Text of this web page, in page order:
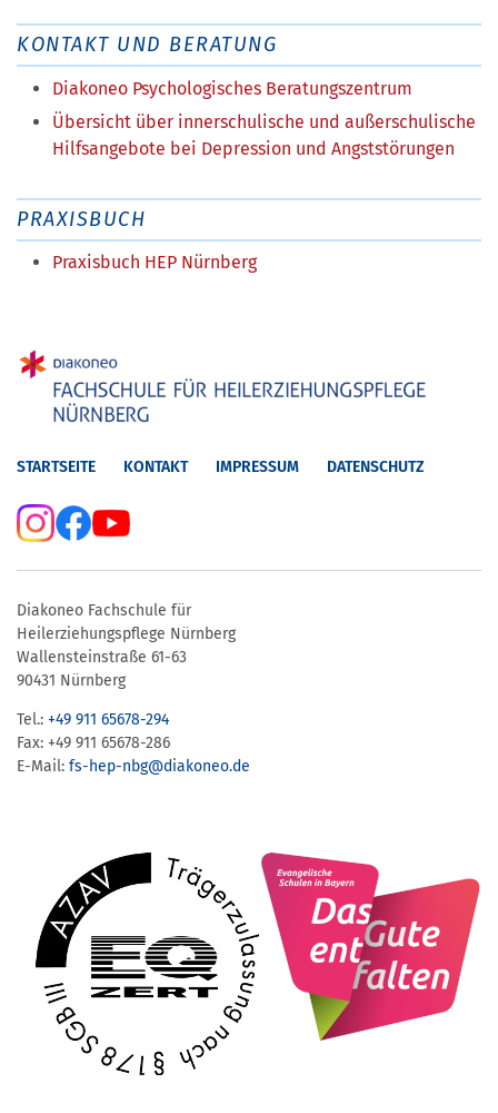
KONTAKT UND BERATUNG
Diakoneo Psychologisches Beratungszentrum
Übersicht über innerschulische und außerschulische
Hilfsangebote bei Depression und Angststörungen
PRAXISBUCH
Praxisbuch HEP Nürnberg
STARTSEITE KONTAKT IMPRESSUM DATENSCHUTZ
Diakoneo Fachschule für
Heilerziehungspflege Nürnberg
Wallensteinstraße 61-63
90431 Nürnberg
Tel.: +49 911 65678-294
Fax: +49 911 65678-286
E-Mail: fs-hep-nbg​@diakoneo.de